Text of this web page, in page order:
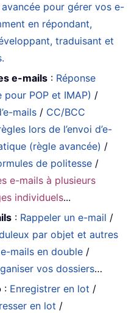
pour gérer vos e-
en répondant,
traduisant et
e-mails : Réponse
POP et IMAP) /
mails / CC/BCC
lors de l’envoi d’e-
(règle avancée) /
de politesse /
e-mails à plusieurs
individuels...
: Rappeler un e-mail /
par objet et autres
mails en double /
vos dossiers…
: Enregistrer en lot /
en lot /